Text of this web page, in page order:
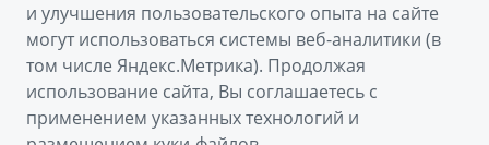
Контакты
© 2026
Официальный сайт Geely в России
Политика обработки персональных данных
и улучшения пользовательского опыта на сайте
могут использоваться системы веб-аналитики (в
том числе Яндекс.Метрика). Продолжая
использование сайта, Вы соглашаетесь с
применением указанных технологий и